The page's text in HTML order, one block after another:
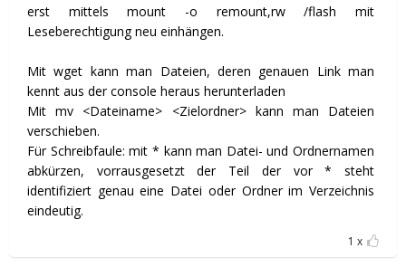
erst mittels mount -o remount,rw /flash mit
Leseberechtigung neu einhängen.
Mit wget kann man Dateien, deren genauen Link man
kennt aus der console heraus herunterladen
Mit mv <Dateiname> <Zielordner> kann man Dateien
verschieben.
Für Schreibfaule: mit * kann man Datei- und Ordnernamen
abkürzen, vorrausgesetzt der Teil der vor * steht
identifiziert genau eine Datei oder Ordner im Verzeichnis
eindeutig.
1